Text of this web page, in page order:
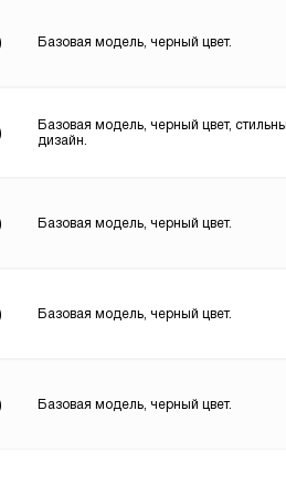
Базовая модель, черный цвет.
Базовая модель, черный цвет,
дизайн.
Базовая модель, черный цвет.
Базовая модель, черный цвет.
Базовая модель, черный цвет.